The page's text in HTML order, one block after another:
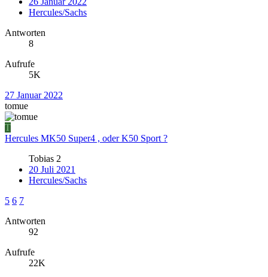
Hercules/Sachs
Antworten
8
Aufrufe
5K
27 Januar 2022
tomue
T
Hercules MK50 Super4 , oder K50 Sport ?
Tobias 2
20 Juli 2021
Hercules/Sachs
5 6 7
Antworten
92
Aufrufe
22K